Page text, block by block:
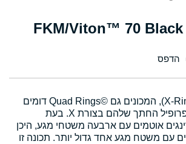
איקסרינגים (X-Rings), המכונים גם Quad Rings©‎ דומים
לאורינגים, אבל פרופיל החתך שלהם בצורת X. בעת
אוטמים עם ארבעה משטחי מגע, היכן
עם משטח מגע אחד גדול יותר. תכונה זו